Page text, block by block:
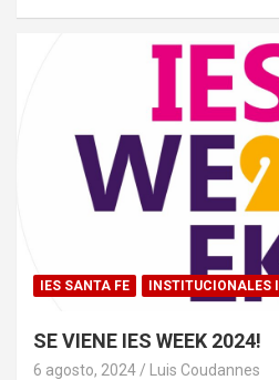
IES SANTA FE INSTITUCIONALES
SE VIENE IES WEEK 2024!
6 agosto, 2024 Luis Coudannes